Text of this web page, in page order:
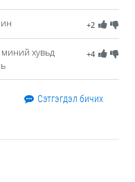
+2
+4
хувьд
Сэтгэгдэл бичих